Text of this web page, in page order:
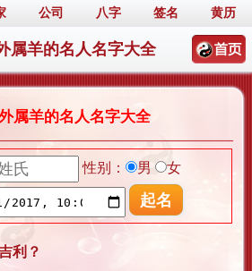
公司 八字 签名 黄历
属羊的名人名字大全
属羊的名人名字大全
性别： 男 女
利？